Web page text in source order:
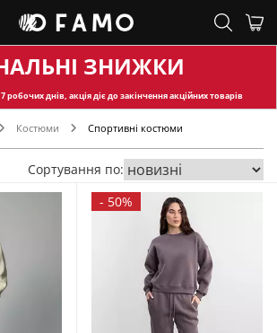
ЗНИЖКИ
робочих днів, акція діє до закінчення акційних товарів
Костюми Спортивні костюми
Сортування по:
- 50%